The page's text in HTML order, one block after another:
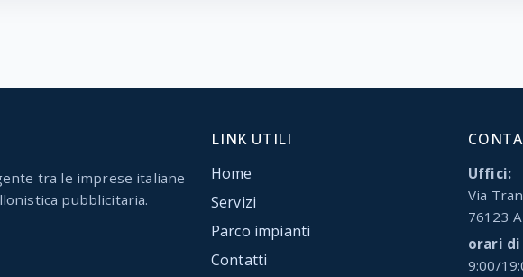
tra le imprese italiane
pubblicitaria.
LINK UTILI
Home
Servizi
Parco impianti
Contatti
Uffici:
Via
76123
orari
9:00/